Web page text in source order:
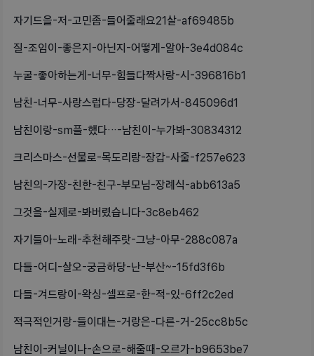
자기드을-저-고민좀-들어줄래요21살-af69485b
질-조임이-좋은지-아닌지-어떻게-알아-3e4d084c
누굴-좋아하는게-너무-힘들다짝사랑-시-396816b1
남친-너무-사랑스럽다-당장-달려가서-845096d1
남친이랑-sm플-했다…-남친이-누가봐-30834312
크리스마스-선물로-목도리랑-장갑-사줄-f257e623
남친의-가장-친한-친구-부모님-장례식-abb613a5
그것을-실제로-봐버렸습니다-3c8eb462
자기들아-노래-추천해주랏-그냥-아무-288c087a
다들-어디-살오-궁금하당-난-부산~-15fd3f6b
다들-겨드랑이-왁싱-셀프로-한-적-있-6ff2c2ed
적극적인거랑-들이대는-거랑은-다른-거-25cc8b5c
남친이-커닐이나-손으로-해줄때-오르가-b9653be7